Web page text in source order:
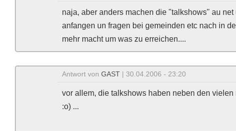
naja, aber anders machen die "talkshows" au
anfangen un fragen bei gemeinden etc nach in
mehr macht um was zu erreichen....
Antwort von GAST | 30.04.2006 - 23:20
vor allem, die talkshows haben neben den
:o) ...